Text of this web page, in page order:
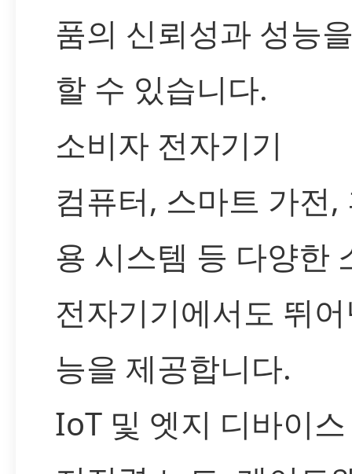
품의 신뢰성과 성능
할 수 있습니다.
소비자 전자기기
컴퓨터, 스마트 가전,
용 시스템 등 다양한
전자기기에서도 뛰
능을 제공합니다.
IoT 및 엣지 디바이스